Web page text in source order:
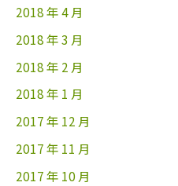
2018 年 4 月
2018 年 3 月
2018 年 2 月
2018 年 1 月
2017 年 12 月
2017 年 11 月
2017 年 10 月